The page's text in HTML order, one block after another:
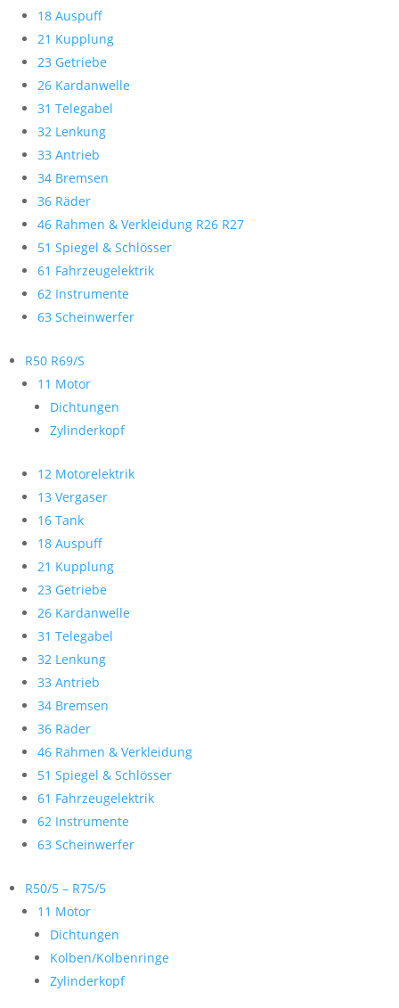
18 Auspuff
21 Kupplung
23 Getriebe
26 Kardanwelle
31 Telegabel
32 Lenkung
33 Antrieb
34 Bremsen
36 Räder
46 Rahmen & Verkleidung R26 R27
51 Spiegel & Schlösser
61 Fahrzeugelektrik
62 Instrumente
63 Scheinwerfer
R50 R69/S
11 Motor
Dichtungen
Zylinderkopf
12 Motorelektrik
13 Vergaser
16 Tank
18 Auspuff
21 Kupplung
23 Getriebe
26 Kardanwelle
31 Telegabel
32 Lenkung
33 Antrieb
34 Bremsen
36 Räder
46 Rahmen & Verkleidung
51 Spiegel & Schlösser
61 Fahrzeugelektrik
62 Instrumente
63 Scheinwerfer
R50/5 – R75/5
11 Motor
Dichtungen
Kolben/Kolbenringe
Zylinderkopf